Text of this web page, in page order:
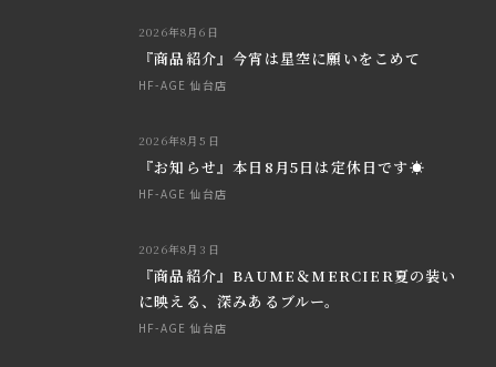
2026年8月6日
『商品紹介』今宵は星空に願いをこめて
HF-AGE 仙台店
2026年8月5日
『お知らせ』本日8月5日は定休日です☀
HF-AGE 仙台店
2026年8月3日
『商品紹介』BAUME＆MERCIER夏の装い
に映える、深みあるブルー。
HF-AGE 仙台店